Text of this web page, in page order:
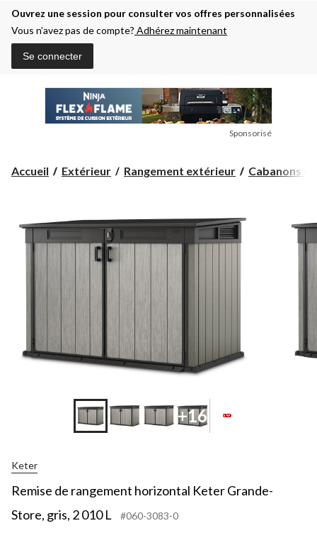
Ouvrez une session pour consulter vos offres personnalisées
Vous n’avez pas de compte? Adhérez maintenant
Se connecter
Sponsorisé
Accueil Extérieur Rangement extérieur Cabanons
+16
Keter
Remise de rangement horizontal Keter Grande-
Store, gris, 2 010 L
#060-3083-0